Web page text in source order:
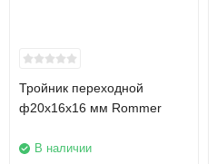
Тройник переходной
ф20х16х16 мм Rommer
В наличии